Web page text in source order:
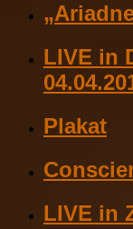
LIVE in
Plakat
LIVE in